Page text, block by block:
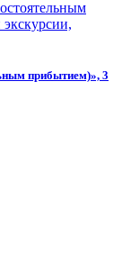
прибытием)», 3